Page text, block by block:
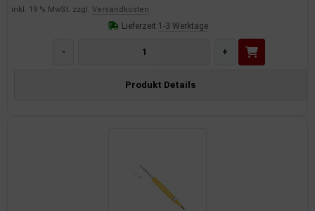
inkl. 19 % MwSt. zzgl. Versandkosten
Lieferzeit:1-3 Werktage
- +
Produkt Details